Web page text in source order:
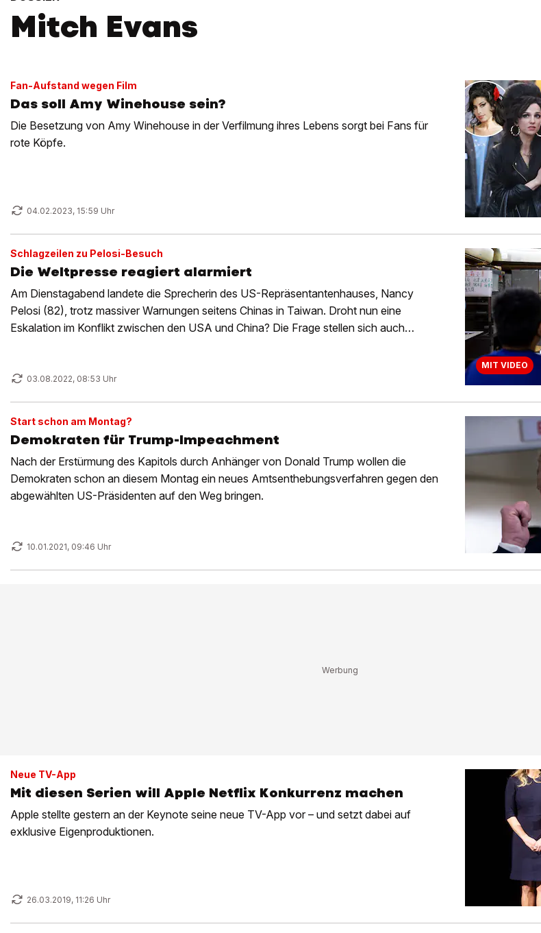
Mitch Evans
Fan-Aufstand wegen Film
Das soll Amy Winehouse sein?
Die Besetzung von Amy Winehouse in der Verfilmung ihres Lebens sorgt bei Fans für
rote Köpfe.
04.02.2023, 15:59 Uhr
Schlagzeilen zu Pelosi-Besuch
Die Weltpresse reagiert alarmiert
Am Dienstagabend landete die Sprecherin des US-Repräsentantenhauses, Nancy
Pelosi (82), trotz massiver Warnungen seitens Chinas in Taiwan. Droht nun eine
Eskalation im Konflikt zwischen den USA und China? Die Frage stellen sich auch
03.08.2022, 08:53 Uhr
MIT VIDEO
Start schon am Montag?
Demokraten für Trump-Impeachment
Nach der Erstürmung des Kapitols durch Anhänger von Donald Trump wollen die
Demokraten schon an diesem Montag ein neues Amtsenthebungsverfahren gegen den
abgewählten US-Präsidenten auf den Weg bringen.
10.01.2021, 09:46 Uhr
Neue TV-App
Mit diesen Serien will Apple Netflix Konkurrenz machen
Apple stellte gestern an der Keynote seine neue TV-App vor – und setzt dabei auf
exklusive Eigenproduktionen.
26.03.2019, 11:26 Uhr